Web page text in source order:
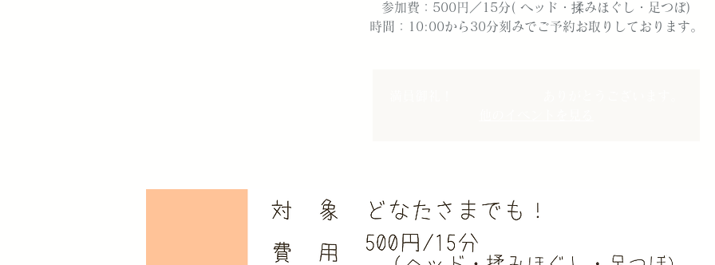
参加費：500円／15分( ヘッド・揉みほぐし・足つぼ)
時間：10:00から30分刻みでご予約お取りしております。